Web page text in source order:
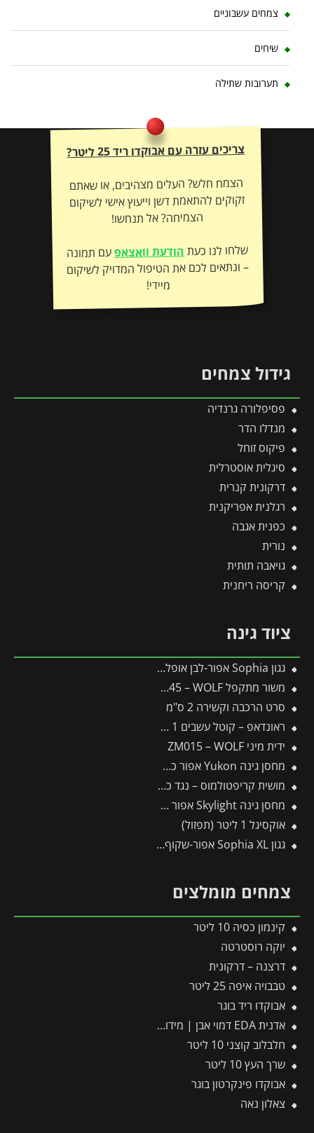
צמחים עשבוניים
שיחים
תערובות שתילה
צריכים עזרה עם אבוקדו ריד 25 ליטר?
הצמח חלש? העלים מצהיבים, או שאתם
זקוקים להתאמת דשן וייעוץ אישי לשיקום
הצמיחה? אל תנחשו!
שלחו לנו כעתהודעת וואצאפעם תמונה
– ונתאים לכם את הטיפול המדויק לשיקום
מיידי!
גידול צמחים
פסיפלורה גרנדיה
מנדלו הדר
פיקוס זוחל
סיגלית אוסטרלית
דרקונית קנרית
רגלנית אפריקנית
כפנית אגבה
נורית
גויאבה תותית
קריסה ריחנית
ציוד גינה
גגון Sophia אפור-לבן אופל 1X1.6 עיצוב מודרני מבית פלרם – Canopia
משור מתקפל SAW145 – WOLF
סרט הרכבה וקשירה 2 ס"מ
ראונדאפ – קוטל עשבים 1 ליטר
ידית מיני ZM015 – WOLF
מחסן גינה Yukon אפור כהה 3.3X5.2 מבית פלרם – קנופיה
מושית קריפטולמוס – נגד כנימות קמחיות
מחסן גינה Skylight אפור 1.9X2.3 מבית פלרם – קנופיה
אוקסיגל 1 ליטר (תפזול)
גגון Sophia XL אפור-שקוף 1.4X1.9 עיצוב מודרני מבית פלרם – Canopia
צמחים מומלצים
קינמון כסיה 10 ליטר
יוקה רוסטרטה
דרצנה – דרקונית
טבבויה איפה 25 ליטר
אבוקדו ריד בוגר
אדנית EDA דמוי אבן | מידות 79.5×29.5×29.5 ס"מ | אפור בהיר
חלבלוב קוצני 10 ליטר
שרך העץ 10 ליטר
אבוקדו פינקרטון בוגר
צאלון נאה